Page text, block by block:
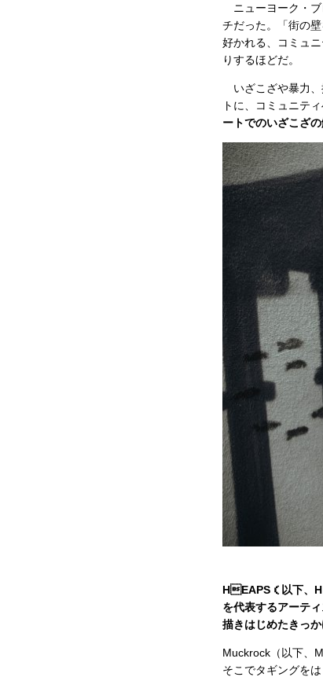
ニューヨーク・ブ
チだった。「街の
好かれる、コミュ
りするほどだ。
いざこざや暴力、
トに、コミュニテ
ートでのいざこざの
HEAPS（以下、
を代表するアーテ
描きはじめたきっか
Muckrock（以下、
そこでタギングを